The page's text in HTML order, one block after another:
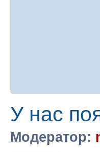
У нас
Модератор: